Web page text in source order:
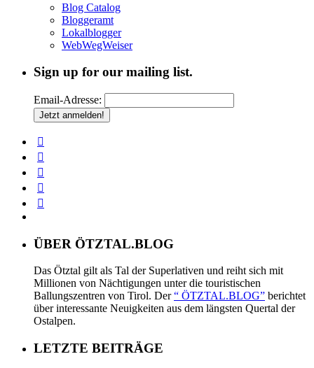
Blog Catalog
Bloggeramt
Lokalblogger
WebWegWeiser
Sign up for our mailing list.
Email-Adresse:
ÜBER ÖTZTAL.BLOG
Das Ötztal gilt als Tal der Superlativen und reiht sich mit
Millionen von Nächtigungen unter die touristischen
Ballungszentren von Tirol. Der“ ÖTZTAL.BLOG” berichtet
über interessante Neuigkeiten aus dem längsten Quertal der
Ostalpen.
LETZTE BEITRÄGE